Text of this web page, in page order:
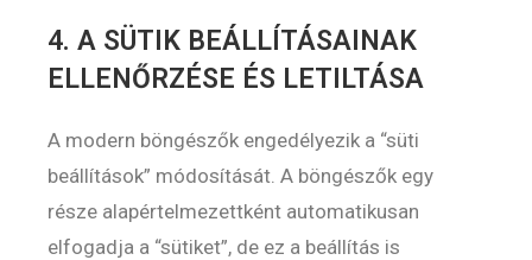
4. A SÜTIK BEÁLLÍTÁSAINAK
ELLENŐRZÉSE ÉS LETILTÁSA
A modern böngészők engedélyezik a “süti
beállítások” módosítását. A böngészők egy
része alapértelmezettként automatikusan
elfogadja a “sütiket”, de ez a beállítás is